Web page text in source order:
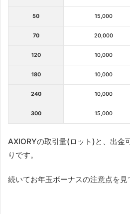
50 15,000
70 20,000
120 10,000
180 10,000
240 10,000
300 15,000
AXIORYの取引量(ロット)と、出金
りです。
続いてお年玉ボーナスの注意点を見